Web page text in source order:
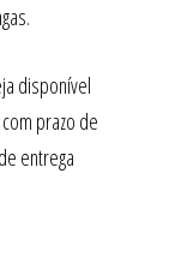
disponível
prazo de
entrega